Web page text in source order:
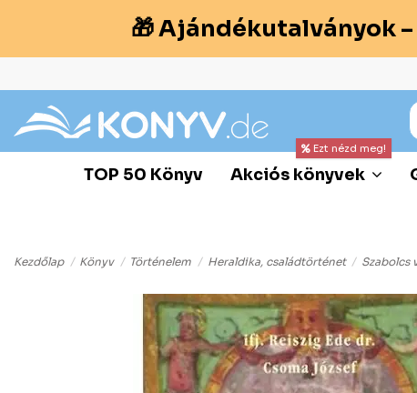
🎁 Ajándékutalványok
TOP 50 Könyv Akciós könyvek
Ezt nézd meg!
Kezdőlap Könyv Történelem Heraldika, családtörténet Szabolcs